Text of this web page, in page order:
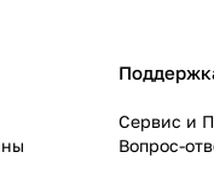
Сервис и
Вопрос-